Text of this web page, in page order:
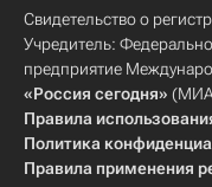
Свидетельство о
Учредитель:
предприятие
«Россия сегодня» (МИА
Правила
Политика
Правила применения